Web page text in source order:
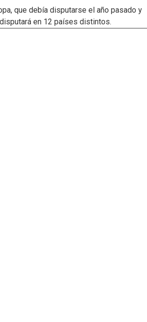
que debía disputarse el año pasado y
en 12 países distintos.